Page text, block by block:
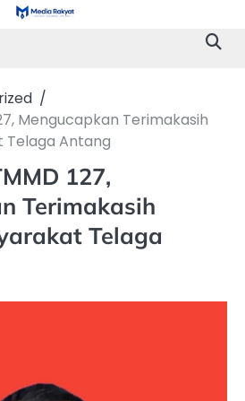
Mengucapkan Terimakasih
Telaga Antang
127,
Terimakasih
Telaga